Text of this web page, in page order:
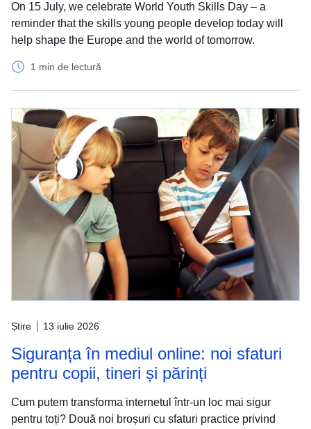
On 15 July, we celebrate World Youth Skills Day – a
reminder that the skills young people develop today will
help shape the Europe and the world of tomorrow.
1 min de lectură
Știre 13 iulie 2026
Siguranța în mediul online: noi sfaturi
pentru copii, tineri și părinți
Cum putem transforma internetul într-un loc mai sigur
pentru toți? Două noi broșuri cu sfaturi practice privind